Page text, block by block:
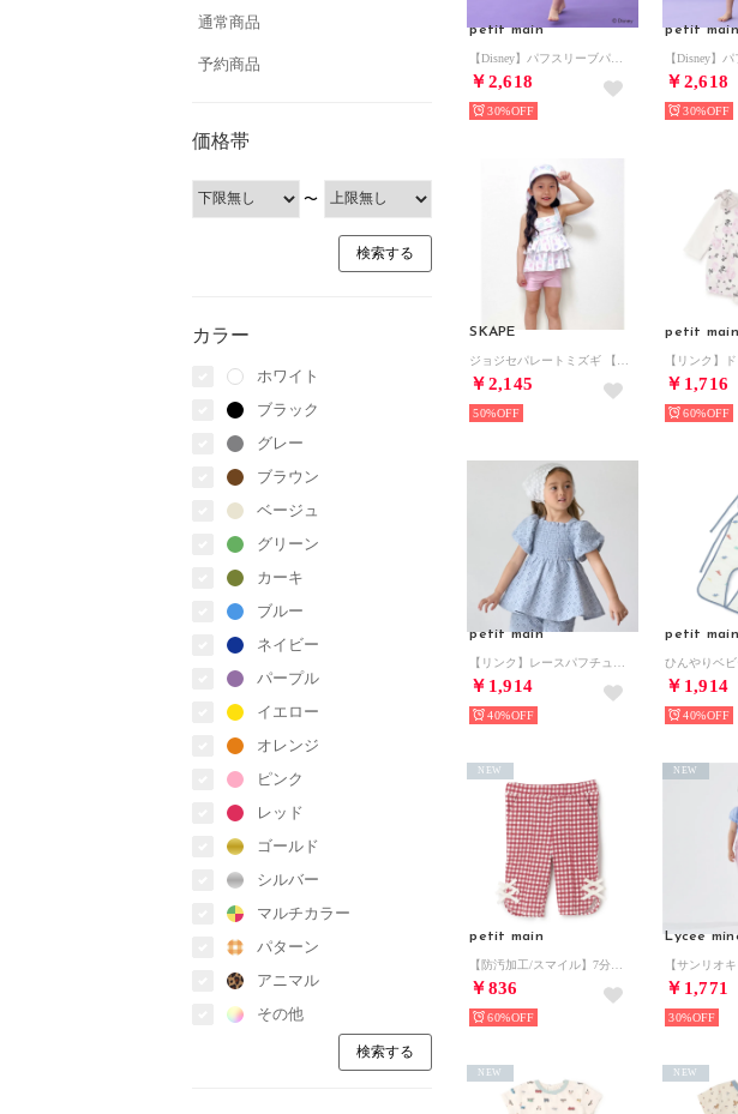
通常商品
予約商品
価格帯
〜
カラー
ホワイト
ブラック
グレー
ブラウン
ベージュ
グリーン
カーキ
ブルー
ネイビー
パープル
イエロー
オレンジ
ピンク
レッド
ゴールド
シルバー
マルチカラー
パターン
アニマル
その他
petit main
￥2,618
30%
petit main
￥2,618
30%
SKAPE
￥2,145
50%
petit main
￥1,716
60%
petit main
￥1,914
40%
petit main
￥1,914
40%
petit main
￥836
NEW
60%
Lycee
￥1,771
NEW
30%
NEW NEW